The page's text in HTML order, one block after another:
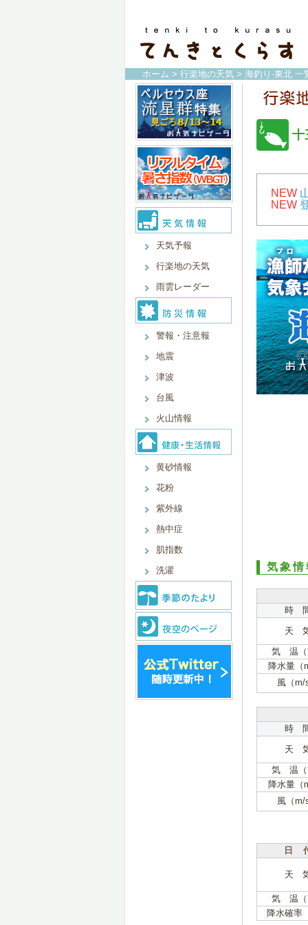
ホーム > 行楽地の天気 > 海釣り-東北 一
天気予報
行楽地の天気
雨雲レーダー
警報・注意報
地震
津波
台風
火山情報
黄砂情報
花粉
紫外線
熱中症
肌指数
洗濯
十
NEW
NEW
気象情
時
天
気 温
降水量（
風（m/
時
天
気 温
降水量（
風（m/
日
天
気 温
降水確率